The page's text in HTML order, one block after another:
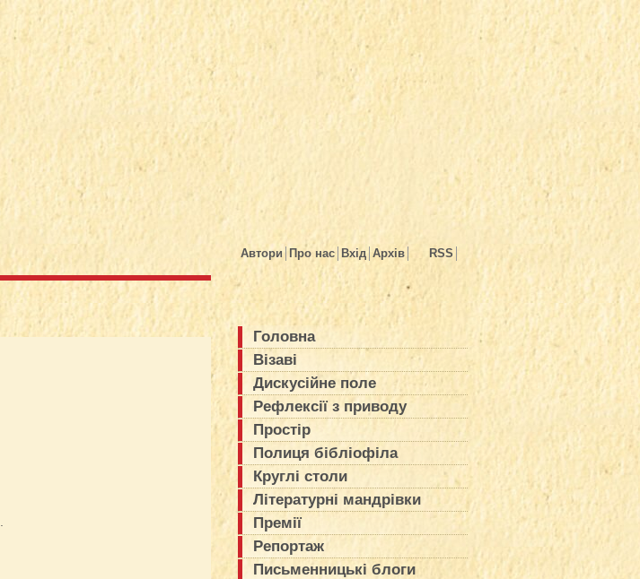
Автори Про нас Вхід Архів RSS
Головна
Візаві
Дискусійне поле
Рефлексії з приводу
Простір
Полиця бібліофіла
Круглі столи
Літературні мандрівки
Премії
Репортаж
Письменницькі блоги